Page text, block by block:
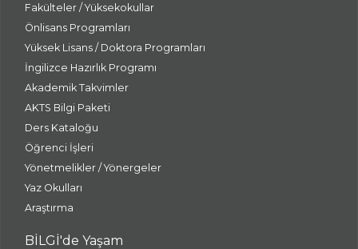
Fakülteler / Yüksekokullar
Önlisans Programları
Yüksek Lisans / Doktora Programları
İngilizce Hazırlık Programı
Akademik Takvimler
AKTS Bilgi Paketi
Ders Kataloğu
Öğrenci İşleri
Yönetmelikler / Yönergeler
Yaz Okulları
Araştırma
BİLGİ'de Yaşam